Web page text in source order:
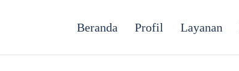
Beranda Profil Layanan